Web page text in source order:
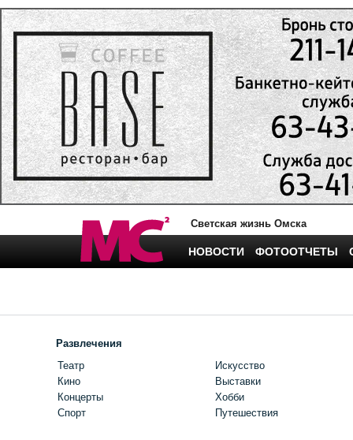
Светская жизнь Омска
НОВОСТИ ФОТООТЧЕТЫ
Развлечения
Театр
Кино
Концерты
Спорт
Искусство
Выставки
Хобби
Путешествия